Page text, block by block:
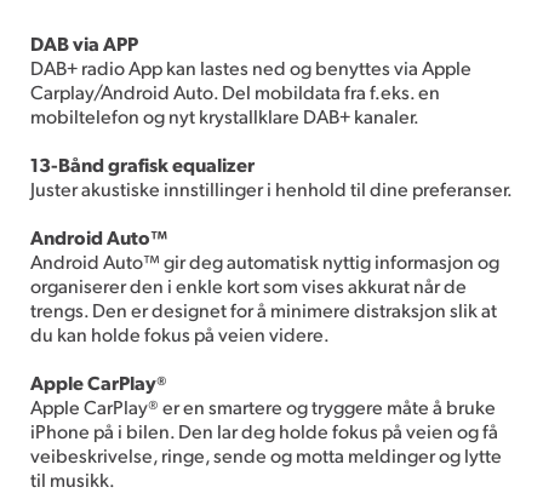
DAB via APP
DAB+ radio App kan lastes ned og benyttes via Apple
Carplay/Android Auto. Del mobildata fra f.eks. en
mobiltelefon og nyt krystallklare DAB+ kanaler.
13-Bånd grafisk equalizer
Juster akustiske innstillinger i henhold til dine preferanser.
Android Auto™
Android Auto™ gir deg automatisk nyttig informasjon og
organiserer den i enkle kort som vises akkurat når de
trengs. Den er designet for å minimere distraksjon slik at
du kan holde fokus på veien videre.
Apple CarPlay®
Apple CarPlay® er en smartere og tryggere måte å bruke
iPhone på i bilen. Den lar deg holde fokus på veien og få
veibeskrivelse, ringe, sende og motta meldinger og lytte
til musikk.